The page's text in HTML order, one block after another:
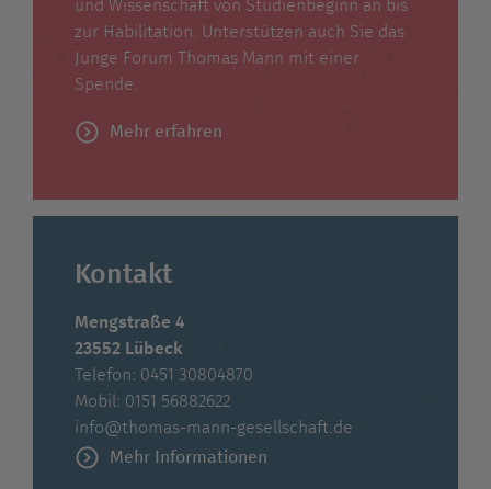
und Wissenschaft von Studienbeginn an bis
zur Habilitation. Unterstützen auch Sie das
Junge Forum Thomas Mann mit einer
Spende.
Mehr erfahren
Kontakt
Mengstraße 4
23552 Lübeck
Telefon: 0451 30804870
Mobil: 0151 56882622
info@thomas-mann-gesellschaft.de
Mehr Informationen